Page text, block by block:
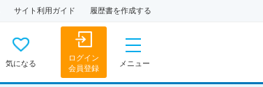
サイト利用ガイド 履歴書を作成する
気になる
ログイン
会員登録
メニュー